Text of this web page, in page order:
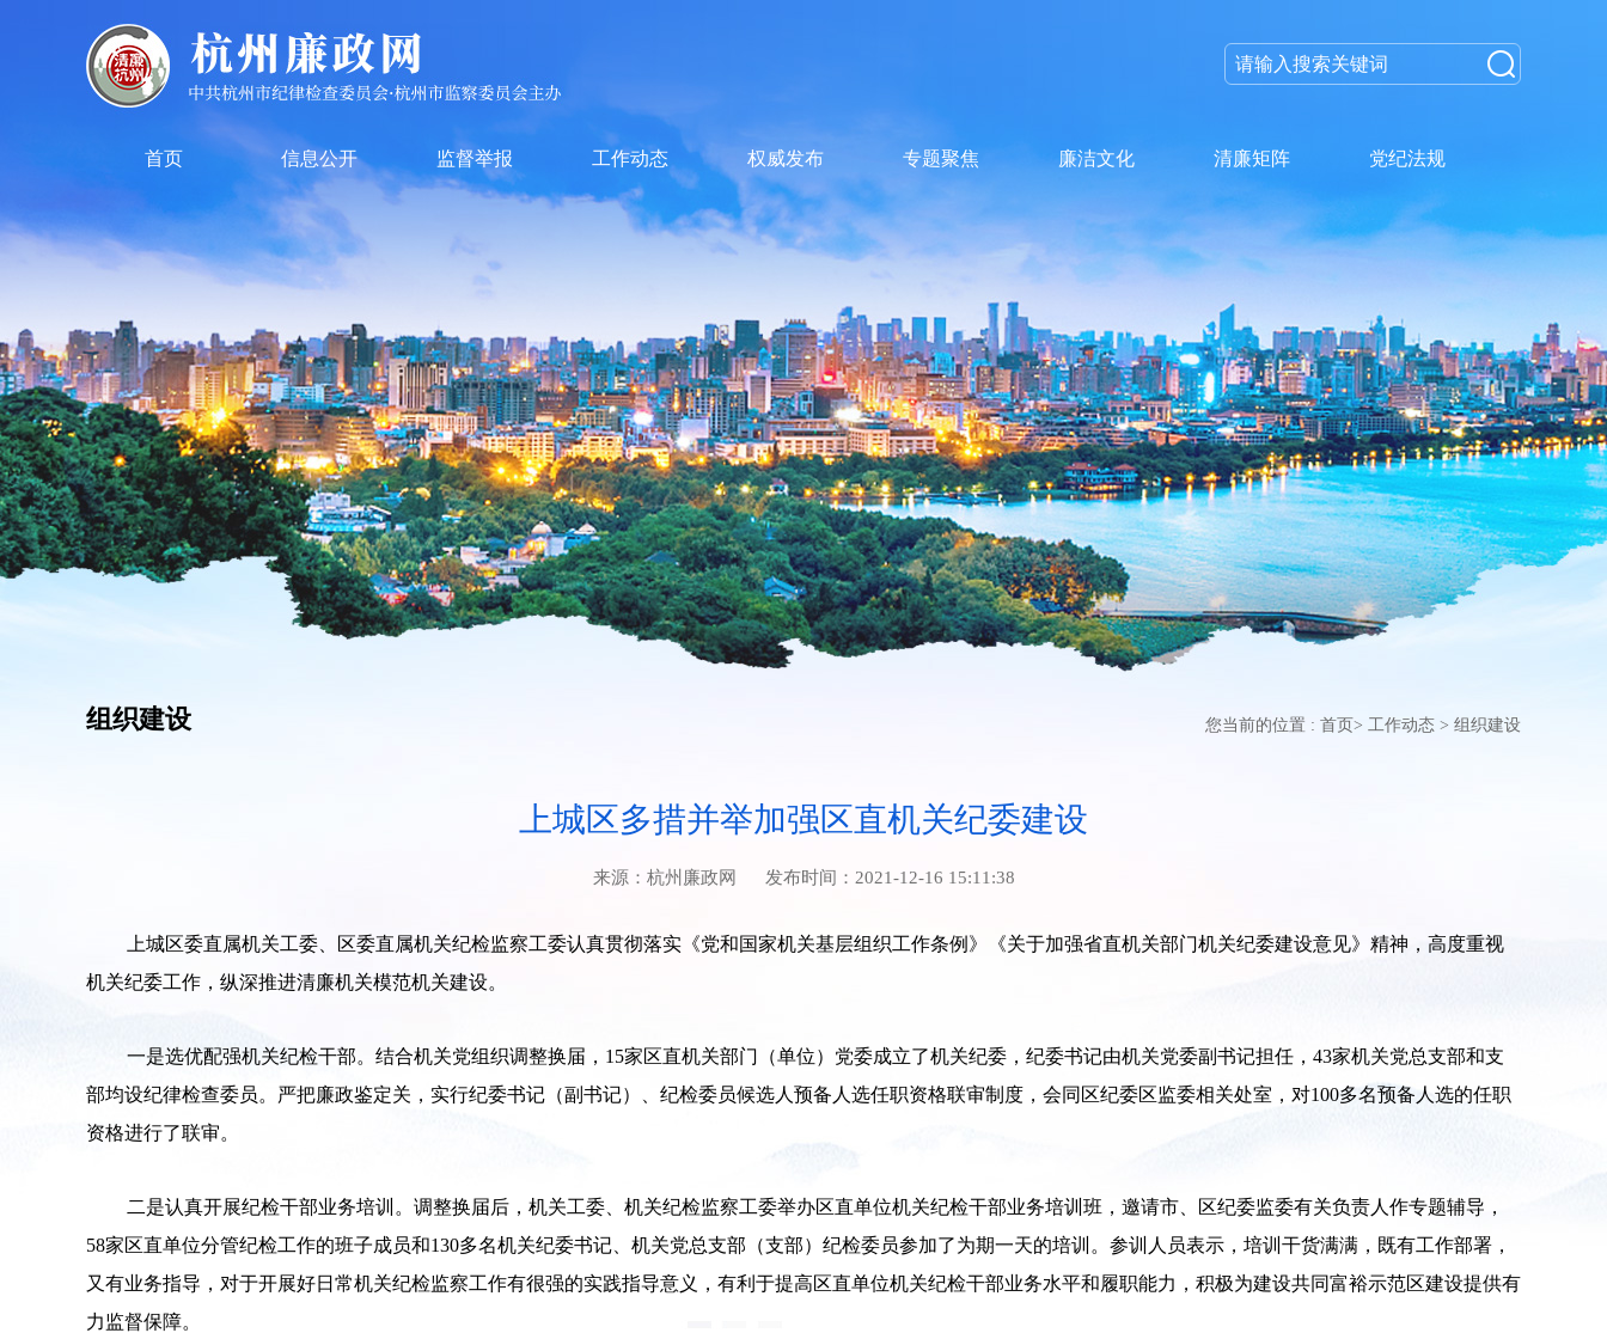
首页 信息公开 监督举报 工作动态 权威发布 专题聚焦 廉洁文化 清廉矩阵 党纪法规
组织建设 您当前的位置 : 首页 > 工作动态 > 组织建设
上城区多措并举加强区直机关纪委建设
来源： 杭州廉政网 发布时间： 2021-12-16 15:11:38
上城区委直属机关工委、区委直属机关纪检监察工委认真贯彻落实《党和国家机关基层组织工作条例》《关于加强省直机关部门机关纪委建设意见》精神，高度重视
机关纪委工作，纵深推进清廉机关模范机关建设。
一是选优配强机关纪检干部。结合机关党组织调整换届，15家区直机关部门（单位）党委成立了机关纪委，纪委书记由机关党委副书记担任，43家机关党总支部和支
部均设纪律检查委员。严把廉政鉴定关，实行纪委书记（副书记）、纪检委员候选人预备人选任职资格联审制度，会同区纪委区监委相关处室，对100多名预备人选的任职
资格进行了联审。
二是认真开展纪检干部业务培训。调整换届后，机关工委、机关纪检监察工委举办区直单位机关纪检干部业务培训班，邀请市、区纪委监委有关负责人作专题辅导，
58家区直单位分管纪检工作的班子成员和130多名机关纪委书记、机关党总支部（支部）纪检委员参加了为期一天的培训。参训人员表示，培训干货满满，既有工作部署，
又有业务指导，对于开展好日常机关纪检监察工作有很强的实践指导意义，有利于提高区直单位机关纪检干部业务水平和履职能力，积极为建设共同富裕示范区建设提供有
力监督保障。